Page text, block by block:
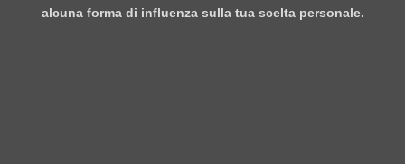
alcuna forma di influenza sulla tua scelta personale.